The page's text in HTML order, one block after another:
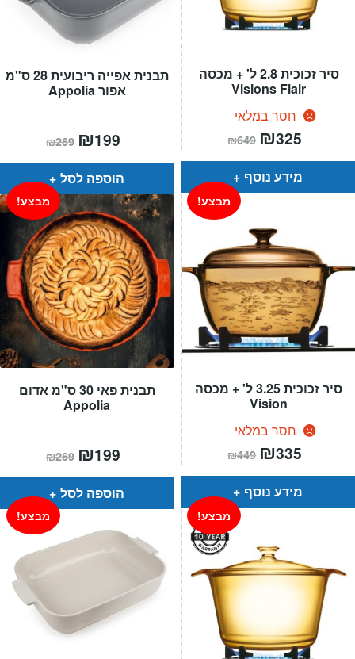
תבנית אפייה ריבועית 28 ס"מ
אפור Appolia
₪269 המחיר
המקורי
היה:
₪269.
₪199
הוא:
הוספה לסל
סיר זכוכית 2.8 ל' + מכסה
Visions Flair
חסר במלאי
₪649 המחיר
המקורי
היה:
₪649.
₪325
הוא:
מידע נוסף
תבנית פאי 30 ס"מ אדום
Appolia
מבצע!
₪269 המחיר
המקורי
היה:
₪269.
₪199
הוא:
הוספה לסל
סיר זכוכית 3.25 ל' + מכסה
Vision
חסר במלאי
מבצע!
₪449 המחיר
המקורי
היה:
₪449.
₪335
הוא:
מידע נוסף
מבצע! מבצע!